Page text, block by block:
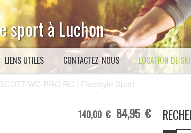
sport à Luchon
LIENS UTILES CONTACTEZ-NOUS LOCATION DE SKI
WC PRO RC | Freestyle Sport
140,00 € 84,95 €